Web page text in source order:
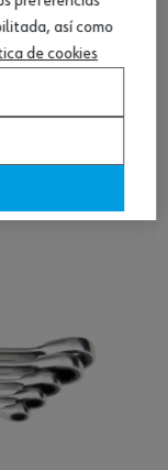
flex., 9
así como
de cookies